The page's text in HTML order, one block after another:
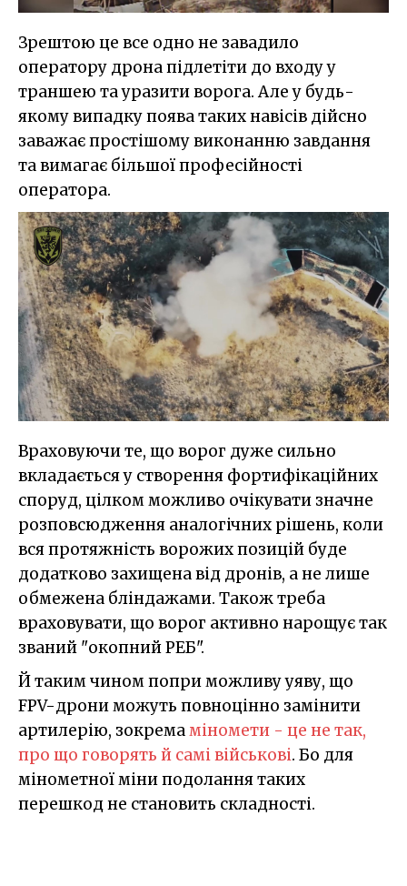
Зрештою це все одно не завадило
оператору дрона підлетіти до входу у
траншею та уразити ворога. Але у будь-
якому випадку поява таких навісів дійсно
заважає простішому виконанню завдання
та вимагає більшої професійності
оператора.
Враховуючи те, що ворог дуже сильно
вкладається у створення фортифікаційних
споруд, цілком можливо очікувати значне
розповсюдження аналогічних рішень, коли
вся протяжність ворожих позицій буде
додатково захищена від дронів, а не лише
обмежена бліндажами. Також треба
враховувати, що ворог активно нарощує так
званий "окопний РЕБ".
Й таким чином попри можливу уяву, що
FPV-дрони можуть повноцінно замінити
артилерію, зокремаміномети - це не так,
про що говорять й самі військові. Бо для
мінометної міни подолання таких
перешкод не становить складності.